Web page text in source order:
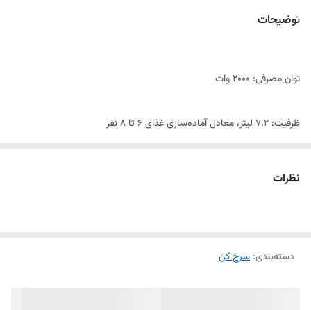
توضیحات
توان مصرفی: 2000 وات
ظرفیت: 7.2 لیتر، معادل آماده‌سازی غذای 6 تا 8 نفر
تنظیم دمای قابل کنترل از 40 تا 200 درجه سانتی‌گراد
نظرات
دسته‌بندی: سرخ کن